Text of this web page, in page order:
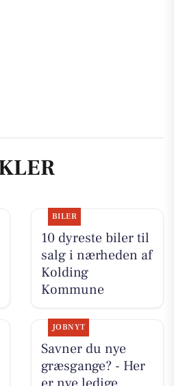
BILER
10 dyreste biler til
salg i nærheden af
Kolding
Kommune
JOBNYT
Savner du nye
græsgange? - Her